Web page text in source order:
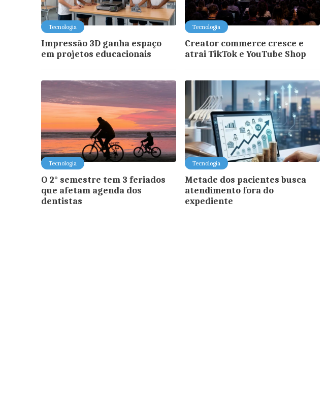
Tecnologia
Impressão 3D ganha espaço
em projetos educacionais
Tecnologia
Creator commerce cresce e
atrai TikTok e YouTube Shop
Tecnologia
O 2° semestre tem 3 feriados
que afetam agenda dos
dentistas
Tecnologia
Metade dos pacientes busca
atendimento fora do
expediente